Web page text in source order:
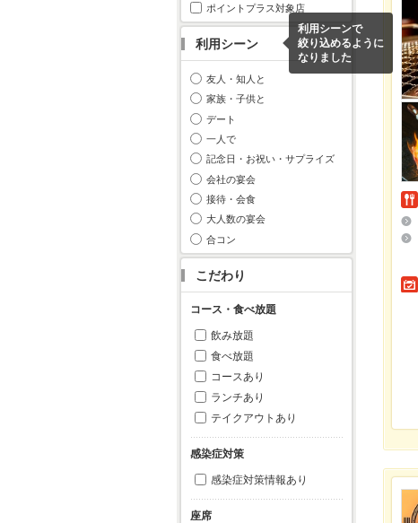
ポイントプラス対象店
利用シーン
利用シーンで
絞り込めるように
なりました
友人・知人と
家族・子供と
デート
一人で
記念日・お祝い・サプライズ
会社の宴会
接待・会食
大人数の宴会
合コン
こだわり
コース・食べ放題
飲み放題
食べ放題
コースあり
ランチあり
テイクアウトあり
感染症対策
感染症対策情報あり
座席